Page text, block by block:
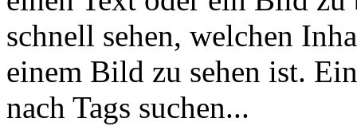
schnell sehen, welchen
einem Bild zu sehen ist.
nach Tags suchen...